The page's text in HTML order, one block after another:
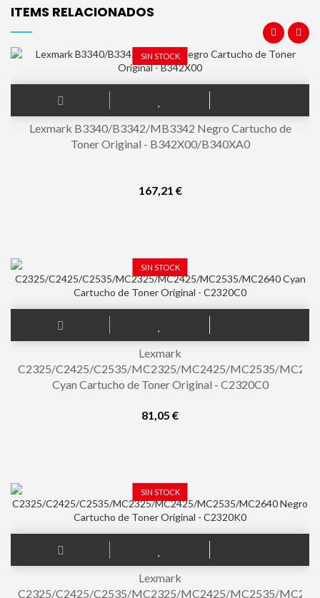
ITEMS RELACIONADOS
SIN STOCK
Lexmark B3340/B3342/MB3342 Negro Cartucho de
Toner Original - B342X00/B340XA0
167,21 €
SIN STOCK
Lexmark
C2325/C2425/C2535/MC2325/MC2425/MC2535/
Cyan Cartucho de Toner Original - C2320C0
81,05 €
SIN STOCK
Lexmark
C2325/C2425/C2535/MC2325/MC2425/MC2535/